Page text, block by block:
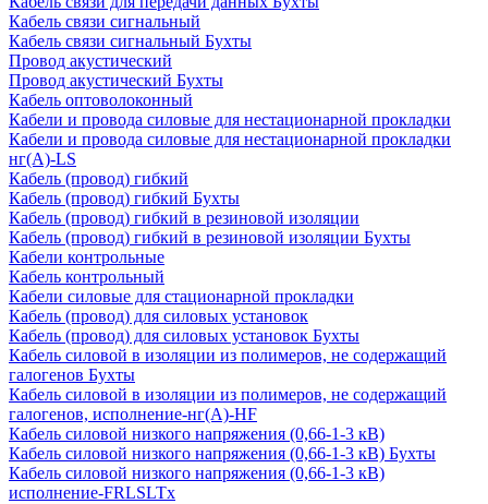
Кабель связи сигнальный
Кабель связи сигнальный Бухты
Провод акустический
Провод акустический Бухты
Кабель оптоволоконный
Кабели и провода силовые для нестационарной прокладки
Кабели и провода силовые для нестационарной прокладки
нг(А)-LS
Кабель (провод) гибкий
Кабель (провод) гибкий Бухты
Кабель (провод) гибкий в резиновой изоляции
Кабель (провод) гибкий в резиновой изоляции Бухты
Кабели контрольные
Кабель контрольный
Кабели силовые для стационарной прокладки
Кабель (провод) для силовых установок
Кабель (провод) для силовых установок Бухты
Кабель силовой в изоляции из полимеров, не содержащий
галогенов Бухты
Кабель силовой в изоляции из полимеров, не содержащий
галогенов, исполнение-нг(А)-HF
Кабель силовой низкого напряжения (0,66-1-3 кВ)
Кабель силовой низкого напряжения (0,66-1-3 кВ) Бухты
Кабель силовой низкого напряжения (0,66-1-3 кВ)
исполнение-FRLSLTx